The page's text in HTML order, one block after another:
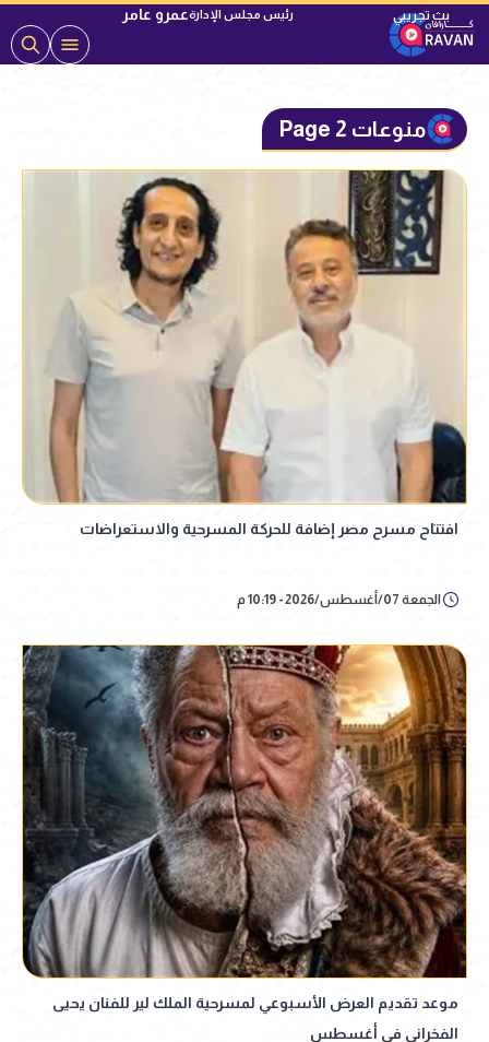
رئيس مجلس الإدارةعمرو عامر
منوعات Page 2
افتتاح مسرح مصر إضافة للحركة المسرحية والاستعراضات
الجمعة 07/أغسطس/2026 - 10:19 م
موعد تقديم العرض الأسبوعي لمسرحية الملك لير للفنان يحيى
الفخراني في أغسطس